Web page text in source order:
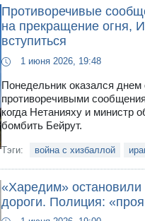
Противоречивые
на прекращение огня,
вступиться
1 июня 2026, 19:48
Понедельник оказался днем
противоречивыми
когда Нетанияху и министр
бомбить Бейрут.
Тэги: война с хизбаллой
«Харедим»
дороги. Полиция: